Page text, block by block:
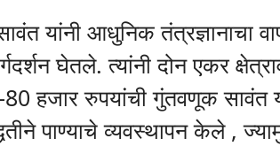
यांनी आधुनिक तंत्रज्ञानाचा
घेतले. त्यांनी दोन एकर
हजार रुपयांची गुंतवणूक सावंत
पाण्याचे व्यवस्थापन केले ,